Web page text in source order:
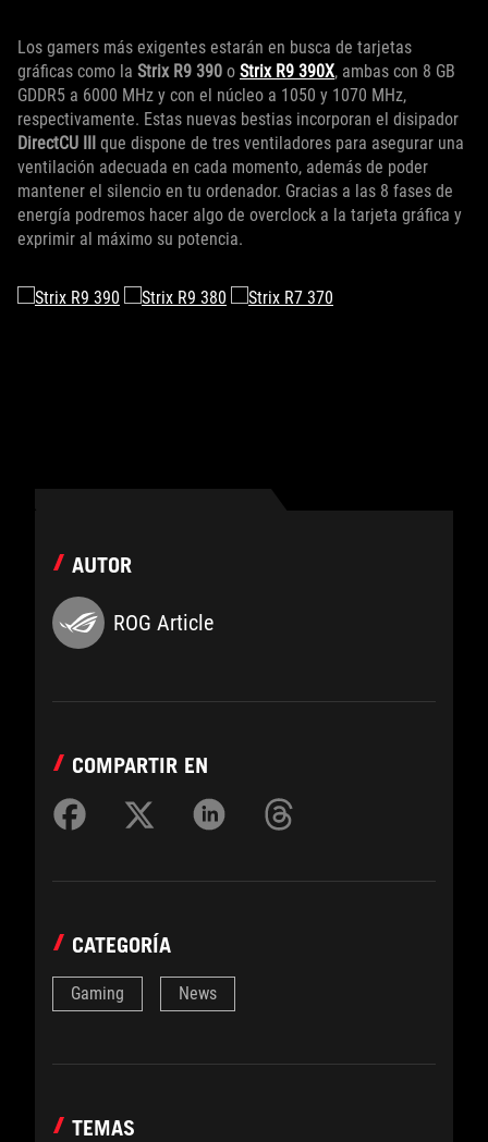
Los gamers más exigentes estarán en busca de tarjetas
gráficas como la Strix R9 390 o Strix R9 390X, ambas con 8 GB
GDDR5 a 6000 MHz y con el núcleo a 1050 y 1070 MHz,
respectivamente. Estas nuevas bestias incorporan el disipador
DirectCU III que dispone de tres ventiladores para asegurar una
ventilación adecuada en cada momento, además de poder
mantener el silencio en tu ordenador. Gracias a las 8 fases de
energía podremos hacer algo de overclock a la tarjeta gráfica y
exprimir al máximo su potencia.
AUTOR
ROG Article
COMPARTIR EN
CATEGORÍA
Gaming News
TEMAS